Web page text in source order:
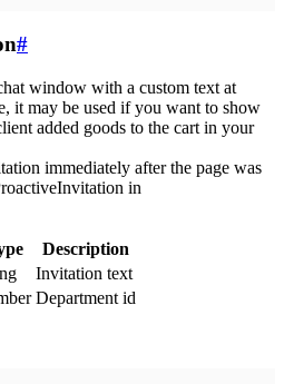
#
window with a custom text at
it may be used if you want to show
added goods to the cart in your
immediately after the page was
in
Description
Invitation text
Department id